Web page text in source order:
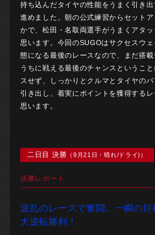
持ち込んだタイヤの性能をうまく引き
進めました。朝の公式練習からセット
かで、松田・名取両選手がうまくアタッ
思います。今回のSUGOはサクセスウ
態になる最後のレースなので、まだ搭
うちに戦える最後のチャンスということ
スせず、しっかりとクルマとタイヤの
引き出し、着実にポイントを獲得する
思います。
二日目 決勝 （9月21日・晴れ/ドライ)）
決勝レポート
波乱のレースで奮闘。一瞬の好
大逆転勝利！